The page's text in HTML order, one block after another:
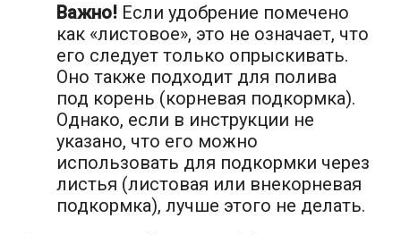
Важно! Если удобрение помечено
как «листовое», это не означает, что
его следует только опрыскивать.
Оно также подходит для полива
под корень (корневая подкормка).
Однако, если в инструкции не
указано, что его можно
использовать для подкормки через
листья (листовая или внекорневая
подкормка), лучше этого не делать.